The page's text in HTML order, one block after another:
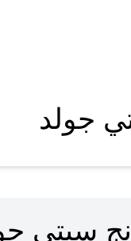
جولد
سيتي